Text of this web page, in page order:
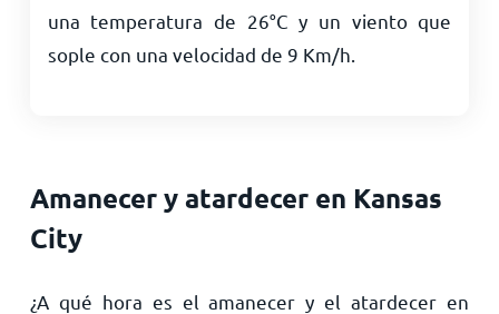
una temperatura de 26°C y un viento que
sople con una velocidad de 9 Km/h
Amanecer y atardecer en Kansas
City
¿A qué hora es el amanecer y el atardecer en